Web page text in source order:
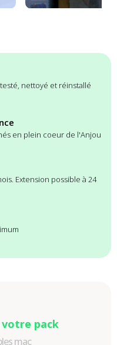
nettoyé et réinstallé
en plein coeur de l'Anjou
Extension possible à 24
votre pack
mac